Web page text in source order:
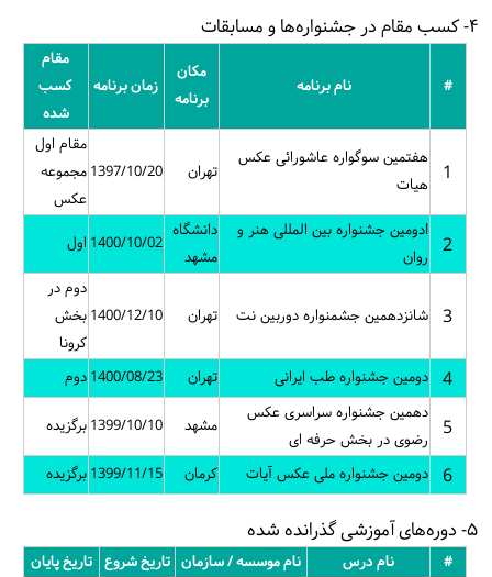
۴- کسب مقام در جشنواره‌ها و مسابقات
# نام برنامه
مکان
برنامه
زمان برنامه
مقام
کسب
شده
1
هفتمین سوگواره عاشورائی عکس
هیات
تهران 1397/10/20
مقام اول
مجموعه
عکس
2
lدومین جشنواره بین المللی هنر و
روان
دانشگاه
مشهد
1400/10/02 اول
3 شانزدهمین جشمنواره دوربین نت تهران 1400/12/10
دوم در
بخش
کرونا
4 دومین جشنواره طب ایرانی تهران 1400/08/23دوم
5
دهمین جشنواره سراسری عکس
رضوی در بخش حرفه ای
مشهد 1399/10/10برگزیده
6 دومین جشنواره ملی عکس آیات کرمان 1399/11/15برگزیده
۵- دوره‌های آموزشی گذرانده شده
# نام درس نام موسسه / سازمان تاریخ شروع تاریخ پایان